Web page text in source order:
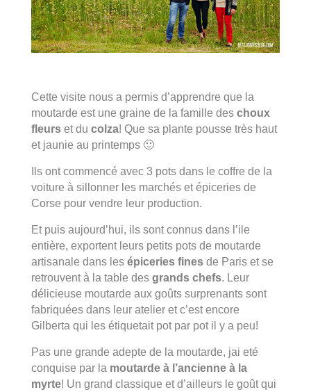
Cette visite nous a permis d’apprendre que la
moutarde est une graine de la famille des choux
fleurset du colza! Que sa plante pousse très haut
et jaunie au printemps 🙂
Ils ont commencé avec 3 pots dans le coffre de la
voiture à sillonner les marchés et épiceries de
Corse pour vendre leur production.
Et puis aujourd’hui, ils sont connus dans l’ile
entière, exportent leurs petits pots de moutarde
artisanale dans les épiceries finesde Paris et se
retrouvent à la table des grands chefs. Leur
délicieuse moutarde aux goûts surprenants sont
fabriquées dans leur atelier et c’est encore
Gilberta qui les étiquetait pot par pot il y a peu!
Pas une grande adepte de la moutarde, jai eté
conquise par la moutarde à l’ancienne à la
myrte! Un grand classique et d’ailleurs le goût qui